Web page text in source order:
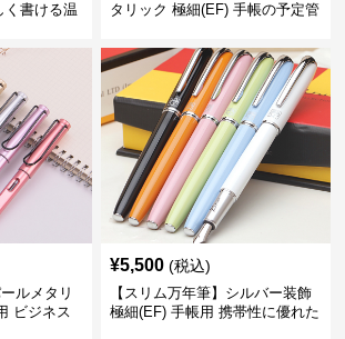
く書ける温
タリック 極細(EF) 手帳の予定管
デザイン
ルメタリ
ビジネス
¥5,500 (税込)
【スリム万年筆】シルバー装飾
極細(EF) 手帳用 携帯性に優れた